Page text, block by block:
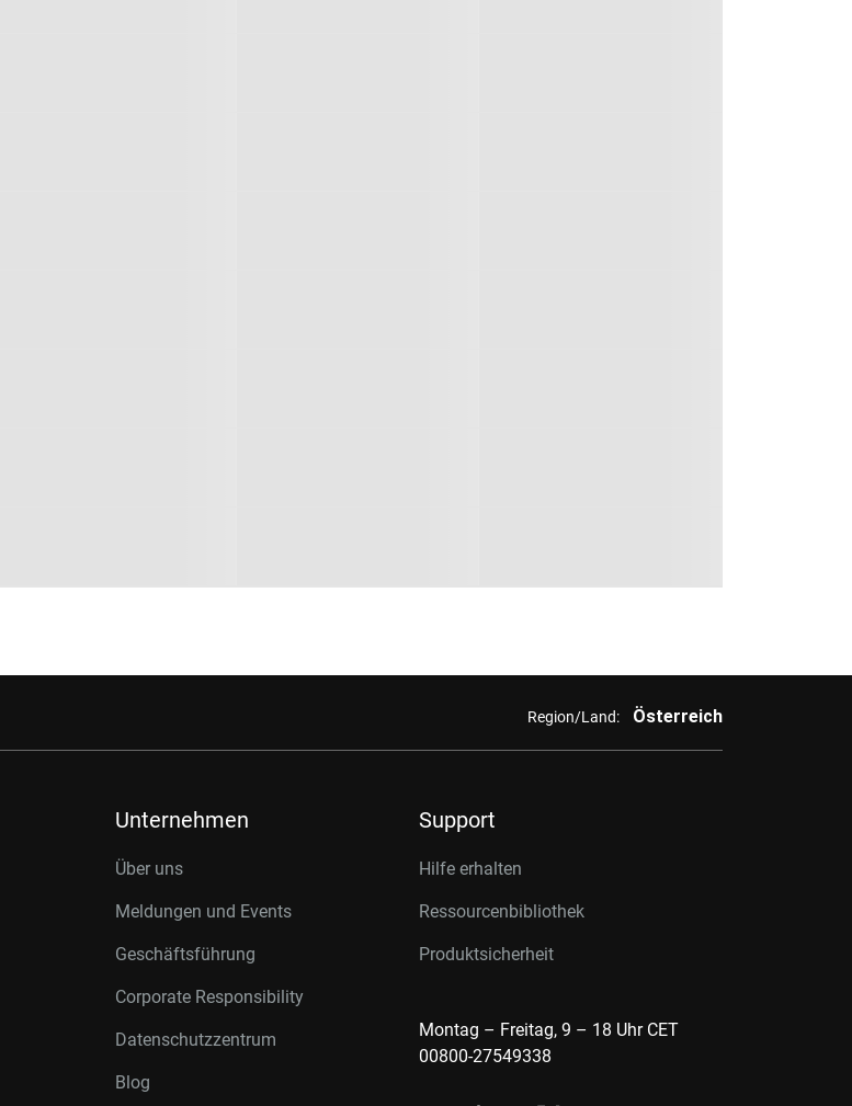
Region/Land: Österreich
Unternehmen
Über uns
Meldungen und Events
Geschäftsführung
Corporate Responsibility
Datenschutzzentrum
Blog
Support
Hilfe erhalten
Ressourcenbibliothek
Produktsicherheit
Montag – Freitag, 9 – 18 Uhr CET
00800-27549338